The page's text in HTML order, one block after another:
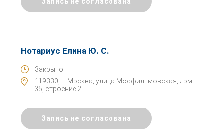
Запись не согласована
Нотариус Елина Ю. С.
Закрыто
119330, г. Москва, улица Мосфильмовская, дом
35, строение 2
Запись не согласована